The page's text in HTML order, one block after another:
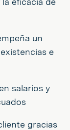
un
existencias e
salarios y
gracias